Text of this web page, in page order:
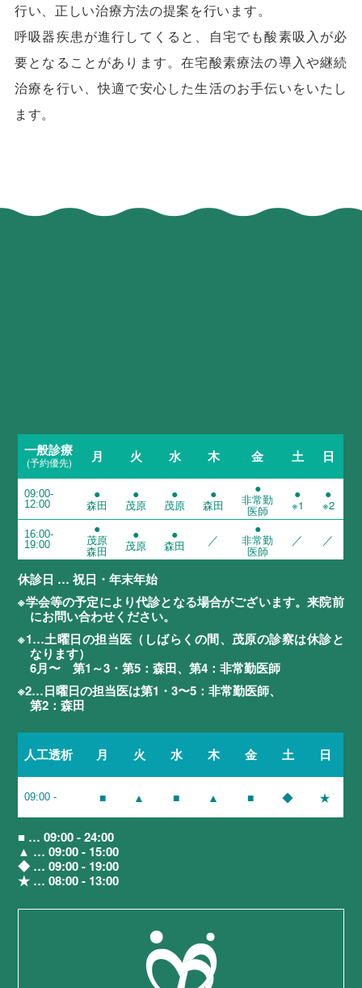
行い、正しい治療方法の提案を行います。
呼吸器疾患が進行してくると、自宅でも酸素吸入が必
要となることがあります。在宅酸素療法の導入や継続
治療を行い、快適で安心した生活のお手伝いをいたし
ます。
一般診療
(予約優先)
月 火 水 木 金 土 日
09:00-
12:00
●
森田
●
茂原
●
茂原
●
森田
●
非常勤
医師
●
※1
●
※2
16:00-
19:00
●
茂原
森田
●
茂原
●
森田 ／
●
非常勤
医師
／ ／
休診日 … 祝日・年末年始
※学会等の予定により代診となる場合がございます。来院前
にお問い合わせください。
※1…土曜日の担当医（しばらくの間、茂原の診察は休診と
なります）
6月〜 第1～3・第5：森田、第4：非常勤医師
※2…日曜日の担当医は第1・3〜5：非常勤医師、
第2：森田
人工透析 月 火 水 木 金 土 日
09:00 - ■ ▲ ■ ▲ ■ ◆ ★
■ … 09:00 - 24:00
▲ … 09:00 - 15:00
◆ … 09:00 - 19:00
★ … 08:00 - 13:00